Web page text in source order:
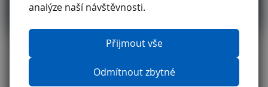
analýze naší návštěvnosti.
Přijmout vše
Odmítnout zbytné